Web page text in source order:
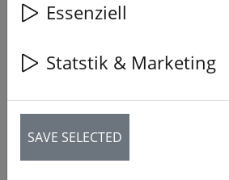
Essenziell
Statstik & Marketing
SAVE SELECTED